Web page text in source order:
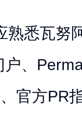
熟悉瓦努
户、
官方PR